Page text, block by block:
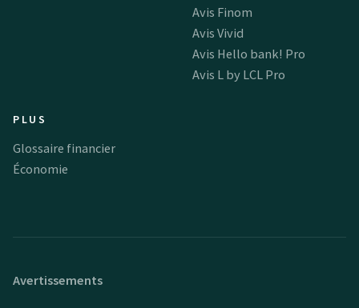
Avis Finom
Avis Vivid
Avis Hello bank! Pro
Avis L by LCL Pro
PLUS
Glossaire financier
Économie
Avertissements